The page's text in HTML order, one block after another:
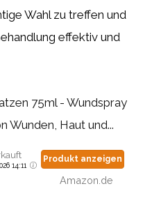
Wahl zu treffen und
effektiv und
75ml - Wundspray
Wunden, Haut und...
14:11
Produkt anzeigen
Amazon.de